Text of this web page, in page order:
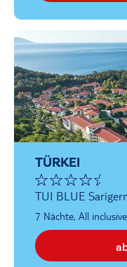
TÜRKEI
TUI BLUE
7 Nächte, All